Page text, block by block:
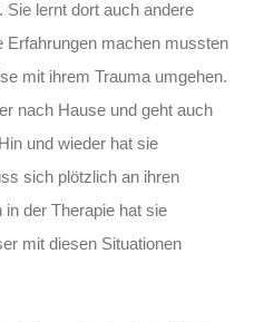
lernt dort auch andere
Erfahrungen machen mussten
mit ihrem Trauma umgehen.
nach Hause und geht auch
und wieder hat sie
sich plötzlich an ihren
der Therapie hat sie
mit diesen Situationen